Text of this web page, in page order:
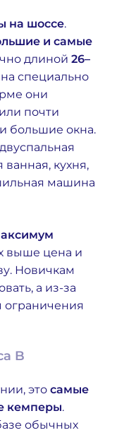
на шоссе.
и самые
длиной 26–
на специально
они
почти
большие окна.
кухня,
машина
выше цена и
Новичкам
а из-за
ограничения
B
это самые
кемперы.
обычных